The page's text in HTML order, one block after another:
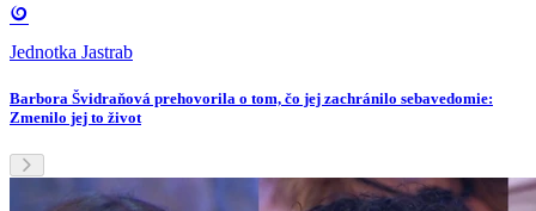
Jednotka Jastrab
Barbora Švidraňová prehovorila o tom, čo jej zachránilo sebavedomie:
Zmenilo jej to život